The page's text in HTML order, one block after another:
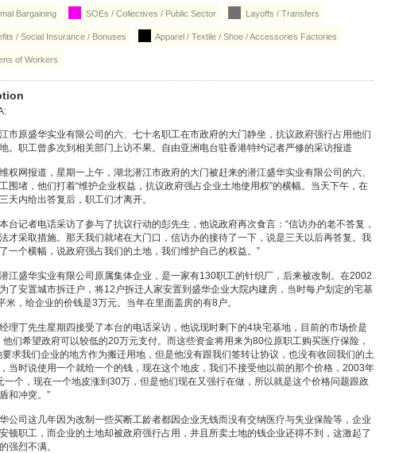
Bargaining SOEs / Collectives / Public Sector Layoffs / Transfers
/ Social Insurance / Bonuses Apparel / Textile / Shoe / Accessories Factories
of Workers
市原盛华实业有限公司的六、七十名职工在市政府的大门静坐，抗议政府强行占用他们
。职工曾多次到相关部门上访不果。自由亚洲电台驻香港特约记者严修的采访报道
权网报道，星期一上午，湖北潜江市政府的大门被赶来的潜江盛华实业有限公司的六、
围堵，他们打着“维护企业权益，抗议政府强占企业土地使用权”的横幅。当天下午，在
天内给出答复后，职工们才离开。
台记者电话采访了参与了抗议行动的彭先生，他说政府再次食言：“信访办的老不答复，
才采取措施。那天我们就堵在大门口，信访办的接待了一下，说是三天以后再答复。我
一个横幅，说政府强占我们的土地，我们维护自己的权益。”
江盛华实业有限公司原属集体企业，是一家有130职工的针织厂，后来被改制。在2002
了安置城市拆迁户，将12户拆迁人家安置到盛华企业大院内建房，当时每户划定的宅基
米，给企业的价钱是3万元。当年在里面盖房的有8户。
理丁先生星期四接受了本台的电话采访，他说现时剩下的4块宅基地，目前的市场价是
他们希望政府可以较低的20万元支付。而这些资金将用来为80位原职工购买医疗保险，
要求我们企业的地方作为搬迁用地，但是他没有跟我们签转让协议，也没有收回我们的土
当时说使用一个就给一个的钱，现在这个地皮，我们不接受他以前的那个价格，2003年
一个，现在一个地皮涨到30万，但是他们现在又强行在做，所以就是这个价格问题跟政
和冲突。”
公司这几年因为改制一些买断工龄者都因企业无钱而没有交纳医疗与失业保险等，企业
顿职工，而企业的土地却被政府强行占用，并且所卖土地的钱企业还得不到，这激起了
强烈不满。